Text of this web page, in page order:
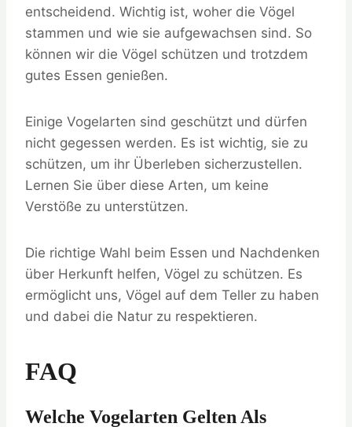
entscheidend. Wichtig ist, woher die Vögel
stammen und wie sie aufgewachsen sind. So
können wir die Vögel schützen und trotzdem
gutes Essen genießen.
Einige Vogelarten sind geschützt und dürfen
nicht gegessen werden. Es ist wichtig, sie zu
schützen, um ihr Überleben sicherzustellen.
Lernen Sie über diese Arten, um keine
Verstöße zu unterstützen.
Die richtige Wahl beim Essen und Nachdenken
über Herkunft helfen, Vögel zu schützen. Es
ermöglicht uns, Vögel auf dem Teller zu haben
und dabei die Natur zu respektieren.
FAQ
Welche Vogelarten Gelten Als